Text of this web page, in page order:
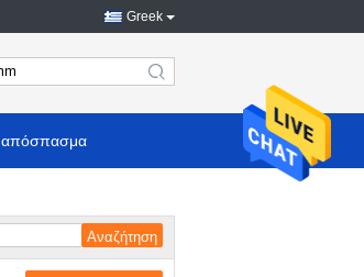
Greek
search
απόσπασμα